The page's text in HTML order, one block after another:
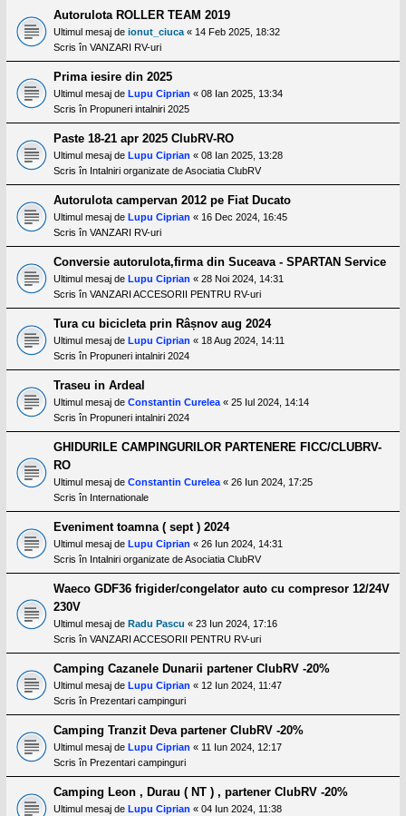
Autorulota ROLLER TEAM 2019
Ultimul mesaj de ionut_ciuca « 14 Feb 2025, 18:32
Scris în VANZARI RV-uri
Prima iesire din 2025
Ultimul mesaj de Lupu Ciprian « 08 Ian 2025, 13:34
Scris în Propuneri intalniri 2025
Paste 18-21 apr 2025 ClubRV-RO
Ultimul mesaj de Lupu Ciprian « 08 Ian 2025, 13:28
Scris în Intalniri organizate de Asociatia ClubRV
Autorulota campervan 2012 pe Fiat Ducato
Ultimul mesaj de Lupu Ciprian « 16 Dec 2024, 16:45
Scris în VANZARI RV-uri
Conversie autorulota,firma din Suceava - SPARTAN Service
Ultimul mesaj de Lupu Ciprian « 28 Noi 2024, 14:31
Scris în VANZARI ACCESORII PENTRU RV-uri
Tura cu bicicleta prin Râșnov aug 2024
Ultimul mesaj de Lupu Ciprian « 18 Aug 2024, 14:11
Scris în Propuneri intalniri 2024
Traseu in Ardeal
Ultimul mesaj de Constantin Curelea « 25 Iul 2024, 14:14
Scris în Propuneri intalniri 2024
GHIDURILE CAMPINGURILOR PARTENERE FICC/CLUBRV-
RO
Ultimul mesaj de Constantin Curelea « 26 Iun 2024, 17:25
Scris în Internationale
Eveniment toamna ( sept ) 2024
Ultimul mesaj de Lupu Ciprian « 26 Iun 2024, 14:31
Scris în Intalniri organizate de Asociatia ClubRV
Waeco GDF36 frigider/congelator auto cu compresor 12/24V
230V
Ultimul mesaj de Radu Pascu « 23 Iun 2024, 17:16
Scris în VANZARI ACCESORII PENTRU RV-uri
Camping Cazanele Dunarii partener ClubRV -20%
Ultimul mesaj de Lupu Ciprian « 12 Iun 2024, 11:47
Scris în Prezentari campinguri
Camping Tranzit Deva partener ClubRV -20%
Ultimul mesaj de Lupu Ciprian « 11 Iun 2024, 12:17
Scris în Prezentari campinguri
Camping Leon , Durau ( NT ) , partener ClubRV -20%
Ultimul mesaj de Lupu Ciprian « 04 Iun 2024, 11:38